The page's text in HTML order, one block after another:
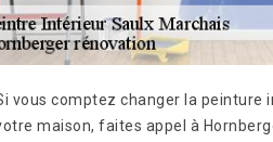
vous comptez changer la peinture
maison, faites appel à